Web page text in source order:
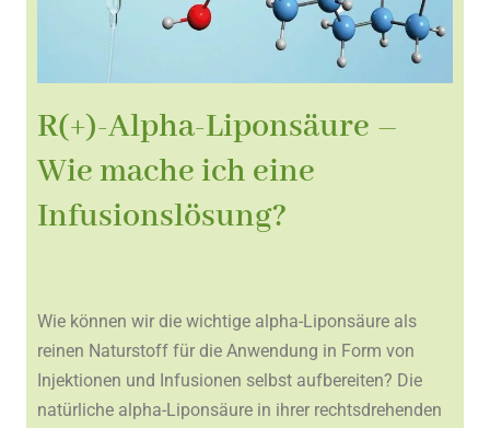
R(+)-Alpha-Liponsäure –
Wie mache ich eine
Infusionslösung?
Wie können wir die wichtige alpha-Liponsäure als
reinen Naturstoff für die Anwendung in Form von
Injektionen und Infusionen selbst aufbereiten? Die
natürliche alpha-Liponsäure in ihrer rechtsdrehenden